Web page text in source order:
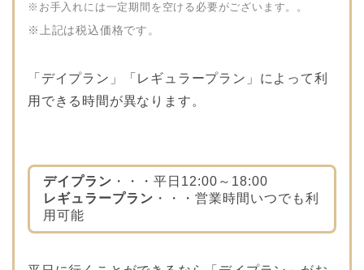
※お手入れには一定期間を空ける必要がございます。。
※上記は税込価格です。
「デイプラン」「レギュラープラン」によって利
用できる時間が異なります。
デイプラン ・・・平日12:00～18:00
レギュラープラン ・・・営業時間いつでも利
用可能